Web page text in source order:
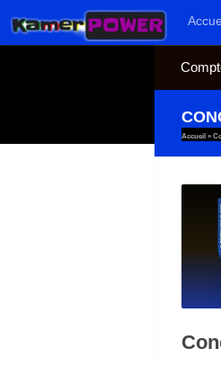
Au dessous du contenu
Accueil »